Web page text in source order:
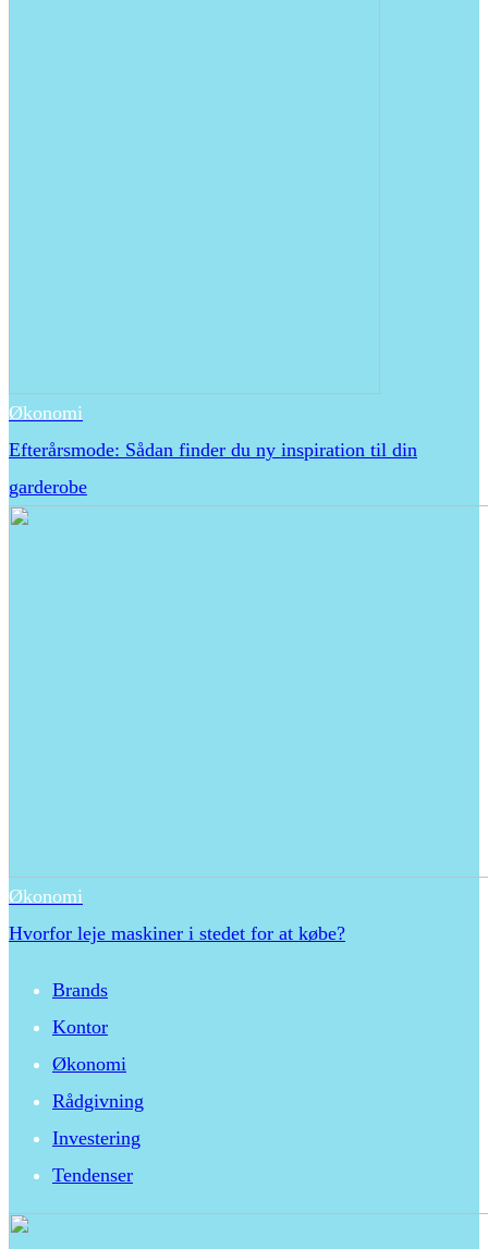
Økonomi
Efterårsmode: Sådan finder du ny inspiration til din
garderobe
Økonomi
Hvorfor leje maskiner i stedet for at købe?
Brands
Kontor
Økonomi
Rådgivning
Investering
Tendenser